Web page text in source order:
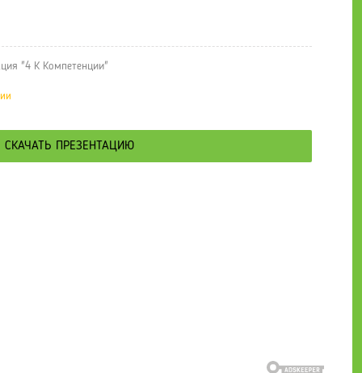
"4 К Компетенции"
СКАЧАТЬ ПРЕЗЕНТАЦИЮ